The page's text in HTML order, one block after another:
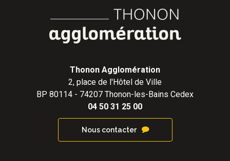
Thonon Agglomération
2, place de l'Hôtel de Ville
BP 80114 - 74207 Thonon-les-Bains Cedex
04 50 31 25 00
Nous contacter